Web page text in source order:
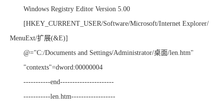
Windows Registry Editor Version 5.00
[HKEY_CURRENT_USER/Software/Microsoft/Internet Explorer/
MenuExt/扩展(&E)]
@="C:/Documents and Settings/Administrator/桌面/len.htm"
"contexts"=dword:00000004
-----------end----------------------
-----------len.htm------------------